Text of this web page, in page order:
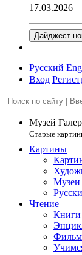
17.03.2026
Дайджест
Русский
Вход
Музей
Старые
Картины
Музеи
Чтение
Книги